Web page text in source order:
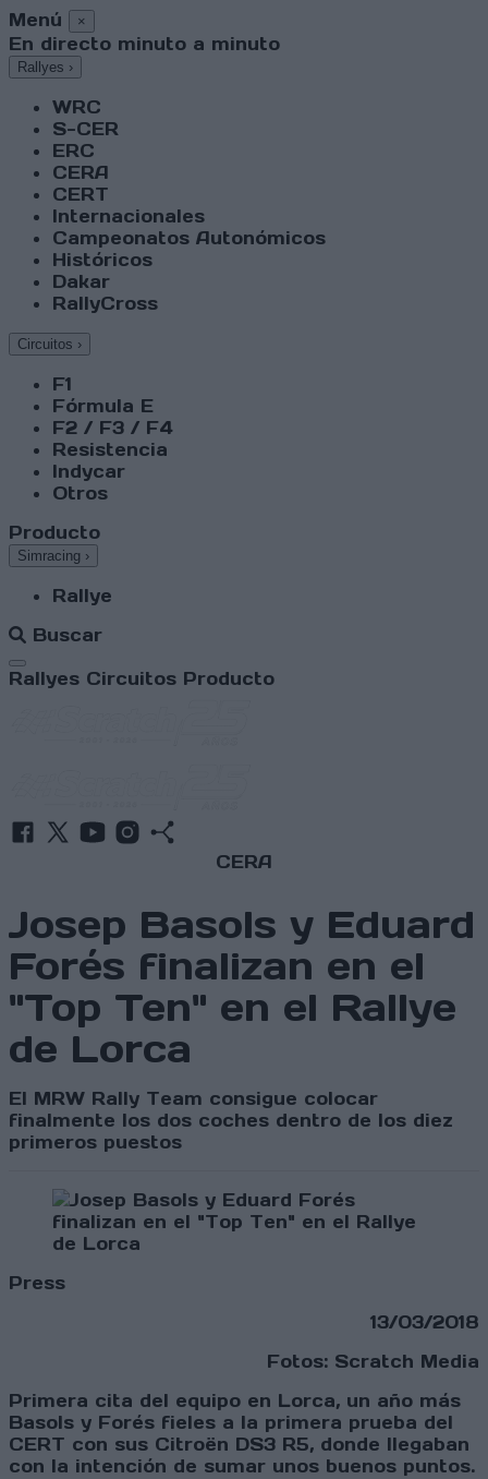
Menú ×
En directo minuto a minuto
Rallyes ›
WRC
S-CER
ERC
CERA
CERT
Internacionales
Campeonatos Autonómicos
Históricos
Dakar
RallyCross
Circuitos ›
F1
Fórmula E
F2 / F3 / F4
Resistencia
Indycar
Otros
Producto
Simracing ›
Rallye
Buscar
Abrir menú
Rallyes Circuitos Producto
CERA
Josep Basols y Eduard
Forés finalizan en el
"Top Ten" en el Rallye
de Lorca
El MRW Rally Team consigue colocar
finalmente los dos coches dentro de los diez
primeros puestos
Press
13/03/2018
Fotos: Scratch Media
Primera cita del equipo en Lorca, un año más
Basols y Forés fieles a la primera prueba del
CERT con sus Citroën DS3 R5, donde llegaban
con la intención de sumar unos buenos puntos.